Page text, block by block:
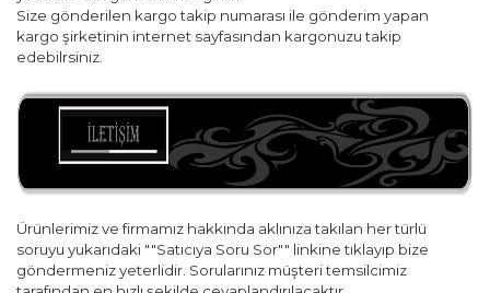
Size gönderilen kargo takip numarası ile gönderim yapan
kargo şirketinin internet sayfasından kargonuzu takip
edebilrsiniz.
Ürünlerimiz ve firmamız hakkında aklınıza takılan her türlü
soruyu yukarıdaki ""Satıcıya Soru Sor"" linkine tıklayıp bize
göndermeniz yeterlidir. Sorularınız müşteri temsilcimiz